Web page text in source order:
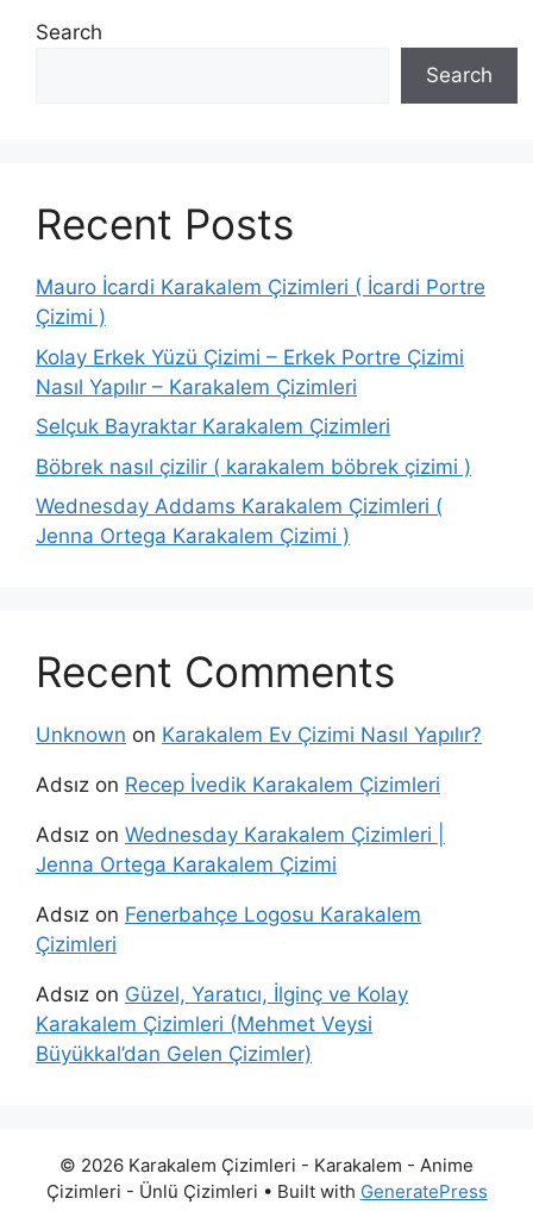
Search
Search
Recent Posts
Mauro İcardi Karakalem Çizimleri ( İcardi Portre
Çizimi )
Kolay Erkek Yüzü Çizimi – Erkek Portre Çizimi
Nasıl Yapılır – Karakalem Çizimleri
Selçuk Bayraktar Karakalem Çizimleri
Böbrek nasıl çizilir ( karakalem böbrek çizimi )
Wednesday Addams Karakalem Çizimleri (
Jenna Ortega Karakalem Çizimi )
Recent Comments
Unknown on Karakalem Ev Çizimi Nasıl Yapılır?
Adsız on Recep İvedik Karakalem Çizimleri
Adsız on Wednesday Karakalem Çizimleri |
Jenna Ortega Karakalem Çizimi
Adsız on Fenerbahçe Logosu Karakalem
Çizimleri
Adsız on Güzel, Yaratıcı, İlginç ve Kolay
Karakalem Çizimleri (Mehmet Veysi
Büyükkal’dan Gelen Çizimler)
© 2026 Karakalem Çizimleri - Karakalem - Anime
Çizimleri - Ünlü Çizimleri • Built with GeneratePress